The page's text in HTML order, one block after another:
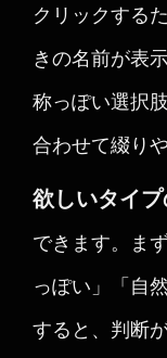
クリックする
きの名前が表
称っぽい選択
合わせて綴り
欲しいタイ
できます。ま
っぽい」「自
すると、判断